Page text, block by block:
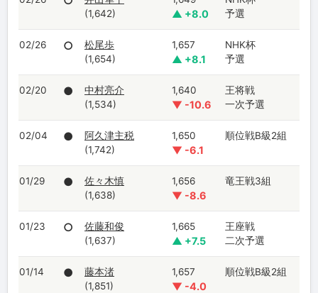
(1,642)
▲ +8.0
予選
02/26 ○
松尾歩
(1,654)
1,657
▲ +8.1
NHK杯
予選
02/20 ●
中村亮介
(1,534)
1,640
▼ -10.6
王将戦
一次予選
02/04 ●
阿久津主税
(1,742)
1,650
▼ -6.1
順位戦B級2組
01/29 ●
佐々木慎
(1,638)
1,656
▼ -8.6
竜王戦3組
01/23 ○
佐藤和俊
(1,637)
1,665
▲ +7.5
王座戦
二次予選
01/14 ●
藤本渚
(1,851)
1,657
▼ -4.0
順位戦B級2組